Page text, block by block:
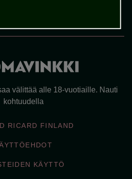
välittää alle 18-vuotiaille. Nauti
kohtuudella
RICARD FINLAND
KÄYTTÖ